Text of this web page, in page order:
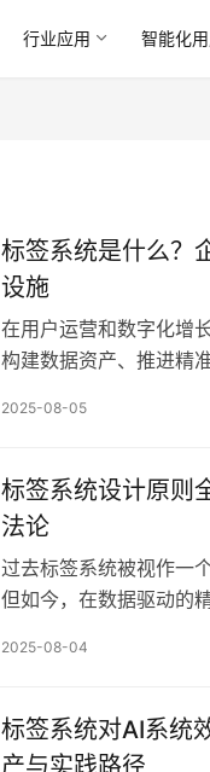
行业应用 智能化
标签系统是什么？
设施
在用户运营和数字化增
构建数据资产、推进精
和重复构建的困扰…
2025-08-05
标签系统设计原则
法论
过去标签系统被视作一
但如今，在数据驱动的
时，不能止步于满…
2025-08-04
标签系统对AI系统